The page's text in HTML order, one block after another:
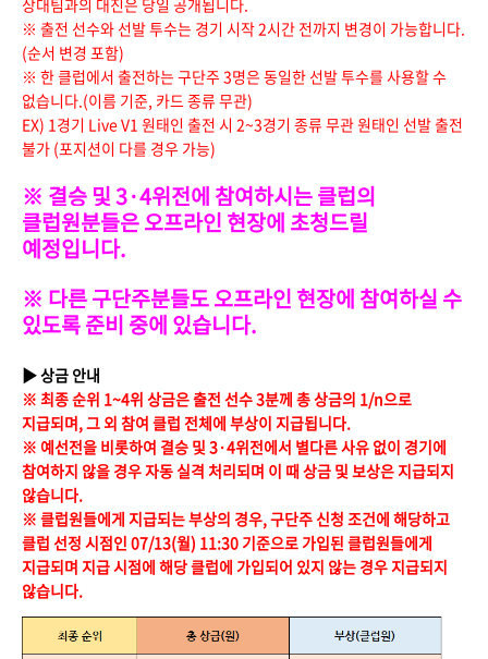
※ 출전 선수와 선발 투수는 경기 시작 2시간 전까지 변경이 가능합니다.
(순서 변경 포함)
※ 한 클럽에서 출전하는 구단주 3명은 동일한 선발 투수를 사용할 수
없습니다.(이름 기준, 카드 종류 무관)
EX) 1경기 Live V1 원태인 출전 시 2~3경기 종류 무관 원태인 선발 출전
불가 (포지션이 다를 경우 가능)
※ 결승 및 3·4위전에 참여하시는 클럽의
클럽원분들은 오프라인 현장에 초청드릴
예정입니다.
※ 다른 구단주분들도 오프라인 현장에 참여하실 수
있도록 준비 중에 있습니다.
▶ 상금 안내
※ 최종 순위 1~4위 상금은 출전 선수 3분께 총 상금의 1/n으로
지급되며, 그 외 참여 클럽 전체에 부상이 지급됩니다.
※ 예선전을 비롯하여 결승 및 3·4위전에서 별다른 사유 없이 경기에
참여하지 않을 경우 자동 실격 처리되며 이 때 상금 및 보상은 지급되지
않습니다.
※ 클럽원들에게 지급되는 부상의 경우, 구단주 신청 조건에 해당하고
클럽 선정 시점인 07/13(월) 11:30 기준으로 가입된 클럽원들에게
지급되며 지급 시점에 해당 클럽에 가입되어 있지 않는 경우 지급되지
않습니다.